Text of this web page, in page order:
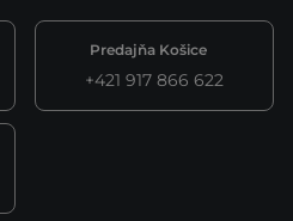
Predajňa Košice
+421 917 866 622